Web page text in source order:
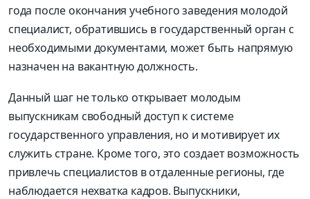
года после окончания учебного заведения молодой
специалист, обратившись в государственный орган с
необходимыми документами, может быть напрямую
назначен на вакантную должность.
Данный шаг не только открывает молодым
выпускникам свободный доступ к системе
государственного управления, но и мотивирует их
служить стране. Кроме того, это создает возможность
привлечь специалистов в отдаленные регионы, где
наблюдается нехватка кадров. Выпускники,